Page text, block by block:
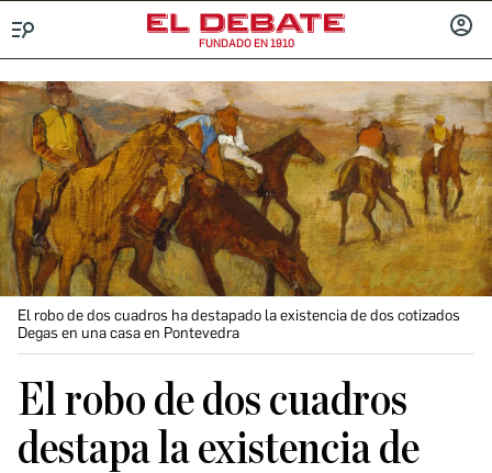
FUNDADO EN 1910
El robo de dos cuadros ha destapado la existencia de dos cotizados
Degas en una casa en Pontevedra
El robo de dos cuadros
destapa la existencia de